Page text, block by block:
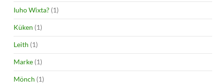
Iuho Wixta? (1)
Küken (1)
Leith (1)
Marke (1)
Mönch (1)